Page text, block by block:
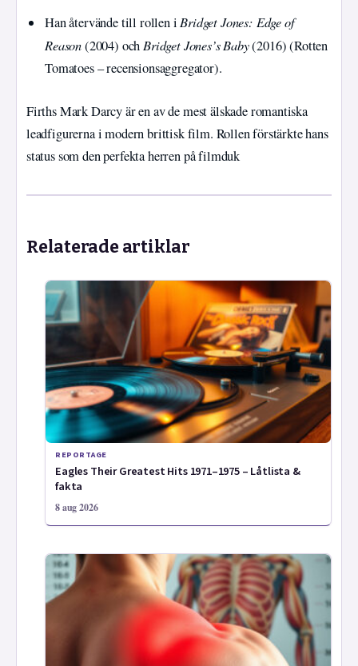
Han återvände till rollen iBridget Jones: Edge of
Reason(2004) ochBridget Jones’s Baby(2016) (Rotten
Tomatoes – recensionsaggregator).
Firths Mark Darcy är en av de mest älskade romantiska
leadfigurerna i modern brittisk film. Rollen förstärkte hans
status som den perfekta herren på filmduk
Relaterade artiklar
REPORTAGE
Eagles Their Greatest Hits 1971–1975 – Låtlista &
fakta
8 aug 2026